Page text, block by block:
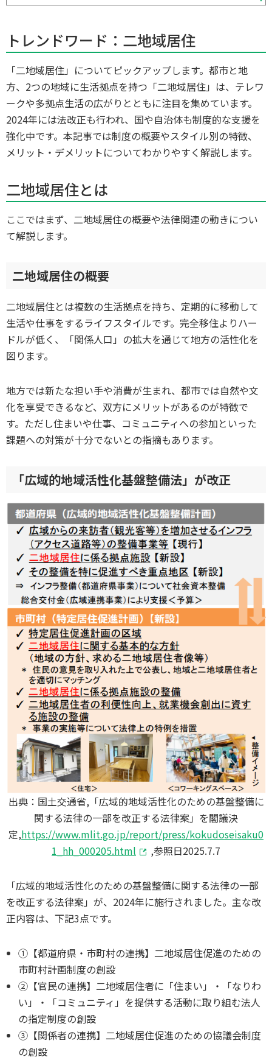
トレンドワード：二地域居住
「二地域居住」についてピックアップします。都市と地
方、2つの地域に生活拠点を持つ「二地域居住」は、テレワ
ークや多拠点生活の広がりとともに注目を集めています。
2024年には法改正も行われ、国や自治体も制度的な支援を
強化中です。本記事では制度の概要やスタイル別の特徴、
メリット・デメリットについてわかりやすく解説します。
二地域居住とは
ここではまず、二地域居住の概要や法律関連の動きについ
て解説します。
二地域居住の概要
二地域居住とは複数の生活拠点を持ち、定期的に移動して
生活や仕事をするライフスタイルです。完全移住よりハー
ドルが低く、「関係人口」の拡大を通じて地方の活性化を
図ります。
地方では新たな担い手や消費が生まれ、都市では自然や文
化を享受できるなど、双方にメリットがあるのが特徴で
す。ただし住まいや仕事、コミュニティへの参加といった
課題への対策が十分でないとの指摘もあります。
「広域的地域活性化基盤整備法」が改正
出典：国土交通省,「広域的地域活性化のための基盤整備に
関する法律の一部を改正する法律案」を閣議決
定,https://www.mlit.go.jp/report/press/kokudoseisaku0
1_hh_000205.html
,参照日2025.7.7
「広域的地域活性化のための基盤整備に関する法律の一部
を改正する法律案」が、2024年に施行されました。主な改
正内容は、下記3点です。
①【都道府県・市町村の連携】二地域居住促進のための
市町村計画制度の創設
②【官民の連携】二地域居住者に「住まい」・「なりわ
い」・「コミュニティ」を提供する活動に取り組む法人
の指定制度の創設
③【関係者の連携】二地域居住促進のための協議会制度
の創設